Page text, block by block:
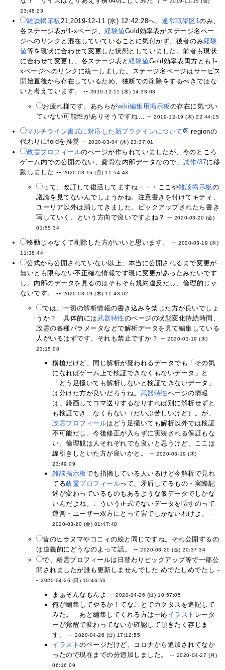
23:48:23
雑談掲示板 21,2019-12-11 (水) 12:42:28へ。通常戦挙区1のみ、
各ステージ表が1-xページ、経験値Gold効率表がステージ名ペー
ジへのリンクと混在していていることに気付かず、後者のみ経験
値等を現状に合わせて変更した状態としていました。前者も現状
に合わせて変更し、各ステージ表と経験値Gold効率表両方とも1-
xページヘのリンクに統一しました。ステージ名ページはサービス
開始直後から存在しているため、独断での削除をするべきではな
いと考えています。 -- 2019-12-11 (水) 14:33:03
お疲れ様です。あちらがwiki編集用掲示板の存在に気づい
ていない可能性がありそうですね… --2019-12-19 (木) 22:44:15
マルチライン書式に対応した新プラグインについて
regionの
代わりにfoldを推奨 -- 2020-03-04 (水) 23:37:01
政霊プロフィールのページが作られていましたが、今のところ
ゲーム内での公開のない、露骨な内部データなので、試作/37に移
動しました -- 2020-03-16 (月) 11:54:43
って、改訂して復活してますね・・・ここや雑談掲示板の
議論を見てないんでしょうかね。注意書きを付けてキティ、
ユーリア以外は消してきました。ピックアップされたら書き
写していく、という方向で良いですよね？ -- 2020-03-20 (金)
01:55:34
移動じゃなくて削除した方がいいと思います。 -- 2020-03-19 (木)
11:38:44
公式から公開されていない以上、本当に公開されるまで変更が
無いとも限らない不正確な情報です現に変更があったみたいです
し。内部のデータを見るのはそもそも規約違反だし、倫理的じゃ
ないです。 -- 2020-03-19 (木) 11:43:02
では、一切の解析情報の書き込みを禁じた方が良いでしょ
うか？ 具体的には武器特性のページの状態変化持続時間、
政霊の各種パラメータなどで解析データを見て編集している
人がいるはずです。それも禁止ですか？ --2020-03-19 (木)
23:15:08
横槍だけど、同じ解析が疑われるデータでも「その気
になればゲーム上で検証できなくもないデータ」と
「どう足掻いても解析しないと検証できないデータ」
は分けた方が良いだろうね。 武器特性ページの情報
は、録画してコマ送りするなりすれば別に解析せずと
も検証でき…なくもない（だいぶ苦しいけど）。が、
政霊プロフィールはどう足掻いても解析以外では検証
不可能だし、今後修正が入らずに実装される保証もな
い。倫理観は人それぞれでも良いと思うけど、ここは
線引きしといた方が良いかと。 --2020-03-19 (木)
23:49:09
雑談掲示板でも指摘している人いるけど今解析で見れ
てる政霊プロフィールって、矛盾してるもの・実際記
述が変わっているものもあるような仮データでしかな
いんだよね。こういう正式でないデータを晒すのって
運営・ユーザー双方にとって害でしかないわけよ。 --
2020-03-20 (金) 01:47:48
昔のヒラヌマやコニィの絵と同じですね。それ公開するの
は道義的にどうなのよって話。 --2020-03-20 (金) 20:37:34
で、精霊プロフィールは日替わりピックアップ等で一部公
開されましたが誰も更新しませんでした めでたしめでたし -
-2020-04-26 (日) 10:46:56
まぁそんなもんよ --2020-04-26 (日) 10:57:05
俺が編集してやるか！てなことでカクタスを追記して
みた。 あと編集してくれる方は一応イラスト レータ
ーが覚醒で変わってないか確認して頂きたく存じま
す。 --2020-04-26 (日) 17:12:55
イラストのページだけど、コロナから追加されてなか
ったので現在までの分追加しました。 -- 2020-04-27 (月)
06:16:09